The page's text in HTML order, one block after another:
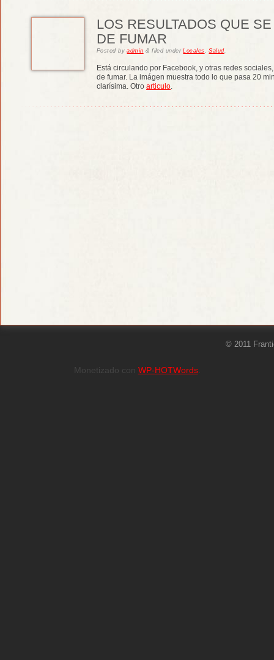
LOS RESULTADOS QUE
DE FUMAR
Postedbyadmin & filed underLocales ,Salud.
Está circulando por Facebook, y otras redes
de fumar. La imágen muestra todo lo que pasa 20
clarísima. Otro articulo.
© 2011
Monetizado con WP-HOTWords.